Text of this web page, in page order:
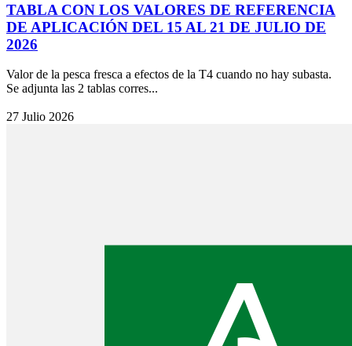
TABLA CON LOS VALORES DE REFERENCIA
DE APLICACIÓN DEL 15 AL 21 DE JULIO DE
2026
Valor de la pesca fresca a efectos de la T4 cuando no hay subasta.
Se adjunta las 2 tablas corres...
27 Julio 2026